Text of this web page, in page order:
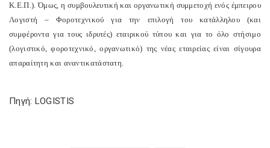
K.E.Π.). Όμως, η συμβουλευτική και οργανωτική συμμετοχή ενός έμπειρου
Λογιστή – Φοροτεχνικού για την επιλογή του κατάλληλου (και
συμφέροντα για τους ιδρυτές) εταιρικού τύπου και για το όλο στήσιμο
(λογιστικό, φοροτεχνικό, οργανωτικό) της νέας εταιρείας είναι σίγουρα
απαραίτητη και αναντικατάστατη.
Πηγή: LOGISTIS